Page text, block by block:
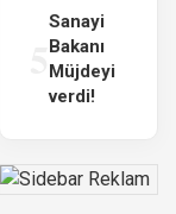
Sanayi
Bakanı
Müjdeyi
verdi!